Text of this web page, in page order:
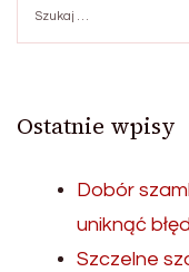
Ostatnie wpisy
Dobór
uniknąć
Szczelne